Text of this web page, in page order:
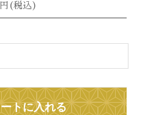
(税込)
トに入れる